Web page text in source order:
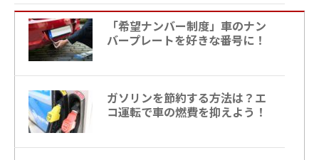
「希望ナンバー制度」車のナン
バープレートを好きな番号に！
ガソリンを節約する方法は？エ
コ運転で車の燃費を抑えよう！